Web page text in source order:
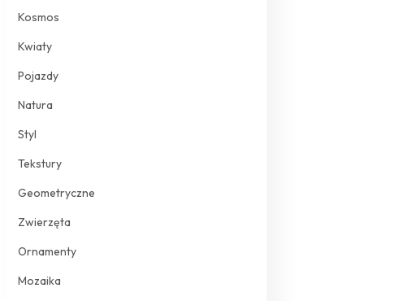
Kosmos
Kwiaty
Pojazdy
Natura
Styl
Tekstury
Geometryczne
Zwierzęta
Ornamenty
Mozaika